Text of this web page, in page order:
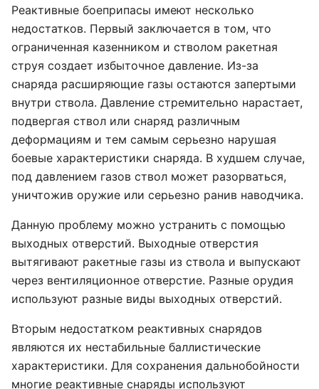
Реактивные боеприпасы имеют несколько
недостатков. Первый заключается в том, что
ограниченная казенником и стволом ракетная
струя создает избыточное давление. Из-за
снаряда расширяющие газы остаются запертыми
внутри ствола. Давление стремительно нарастает,
подвергая ствол или снаряд различным
деформациям и тем самым серьезно нарушая
боевые характеристики снаряда. В худшем случае,
под давлением газов ствол может разорваться,
уничтожив оружие или серьезно ранив наводчика.
Данную проблему можно устранить с помощью
выходных отверстий. Выходные отверстия
вытягивают ракетные газы из ствола и выпускают
через вентиляционное отверстие. Разные орудия
используют разные виды выходных отверстий.
Вторым недостатком реактивных снарядов
являются их нестабильные баллистические
характеристики. Для сохранения дальнобойности
многие реактивные снаряды используют